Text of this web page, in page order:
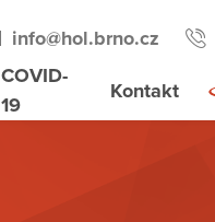
info@hol.brno.cz
COVID-
19
Kontakt